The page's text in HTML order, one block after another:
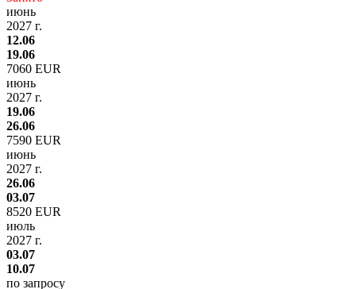
июнь
2027 г.
12.06
19.06
7060 EUR
июнь
2027 г.
19.06
26.06
7590 EUR
июнь
2027 г.
26.06
03.07
8520 EUR
июль
2027 г.
03.07
10.07
по запросу